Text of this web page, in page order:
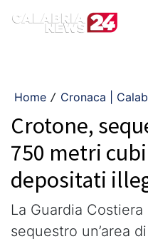
Home / Cronaca |
Crotone,
750 metri
depositati
La Guardia
sequestro un’area